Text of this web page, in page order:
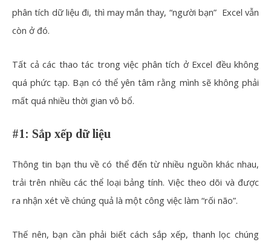
phân tích dữ liệu đi, thì may mắn thay, “người bạn” Excel vẫn
còn ở đó.
Tất cả các thao tác trong việc phân tích ở Excel đều không
quá phức tạp. Bạn có thể yên tâm rằng mình sẽ không phải
mất quá nhiều thời gian vô bổ.
#1: Sắp xếp dữ liệu
Thông tin bạn thu về có thể đến từ nhiều nguồn khác nhau,
trải trên nhiều các thể loại bảng tính. Việc theo dõi và được
ra nhận xét về chúng quả là một công việc làm “rối não”.
Thế nên, bạn cần phải biết cách sắp xếp, thanh lọc chúng